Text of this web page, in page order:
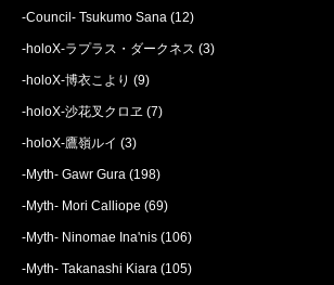
-Council- Tsukumo Sana (12)
-holoX-ラプラス・ダークネス (3)
-holoX-博衣こより (9)
-holoX-沙花叉クロヱ (7)
-holoX-鷹嶺ルイ (3)
-Myth- Gawr Gura (198)
-Myth- Mori Calliope (69)
-Myth- Ninomae Ina'nis (106)
-Myth- Takanashi Kiara (105)